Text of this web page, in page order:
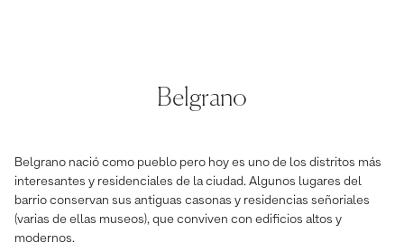
Belgrano
Belgrano nació como pueblo pero hoy es uno de los distritos más
interesantes y residenciales de la ciudad. Algunos lugares del
barrio conservan sus antiguas casonas y residencias señoriales
(varias de ellas museos), que conviven con edificios altos y
modernos.